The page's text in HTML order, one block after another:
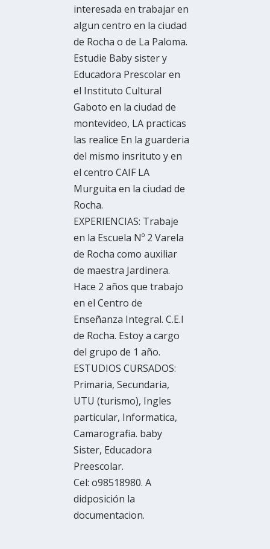
interesada en trabajar en
algun centro en la ciudad
de Rocha o de La Paloma.
Estudie Baby sister y
Educadora Prescolar en
el Instituto Cultural
Gaboto en la ciudad de
montevideo, LA practicas
las realice En la guarderia
del mismo insrituto y en
el centro CAIF LA
Murguita en la ciudad de
Rocha.
EXPERIENCIAS: Trabaje
en la Escuela Nº 2 Varela
de Rocha como auxiliar
de maestra Jardinera.
Hace 2 años que trabajo
en el Centro de
Enseñanza Integral. C.E.I
de Rocha. Estoy a cargo
del grupo de 1 año.
ESTUDIOS CURSADOS:
Primaria, Secundaria,
UTU (turismo), Ingles
particular, Informatica,
Camarografia. baby
Sister, Educadora
Preescolar.
Cel: o98518980. A
didposición la
documentacion.